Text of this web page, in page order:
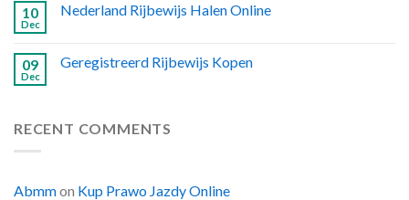
10
Dec
Nederland Rijbewijs Halen Online
09
Dec
Geregistreerd Rijbewijs Kopen
RECENT COMMENTS
Abmmon Kup Prawo Jazdy Online